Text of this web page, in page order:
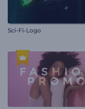
Sci-Fi-Logo